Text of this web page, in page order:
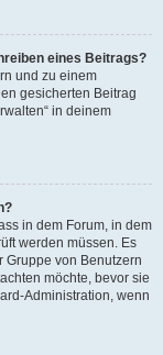
eines Beitrags?
und zu einem
gesicherten Beitrag
in deinem
in dem Forum, in dem
werden müssen. Es
Gruppe von Benutzern
möchte, bevor sie
Administration, wenn